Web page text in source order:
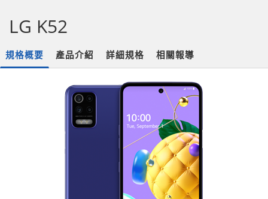
LG K52
規格概要 產品介紹 詳細規格 相關報導